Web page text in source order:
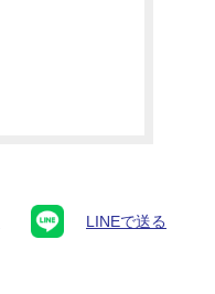
LINEで送る